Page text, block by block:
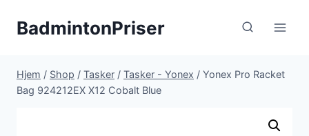
BadmintonPriser
Hjem / Shop / Tasker / Tasker - Yonex / Yonex Pro Racket
Bag 924212EX X12 Cobalt Blue